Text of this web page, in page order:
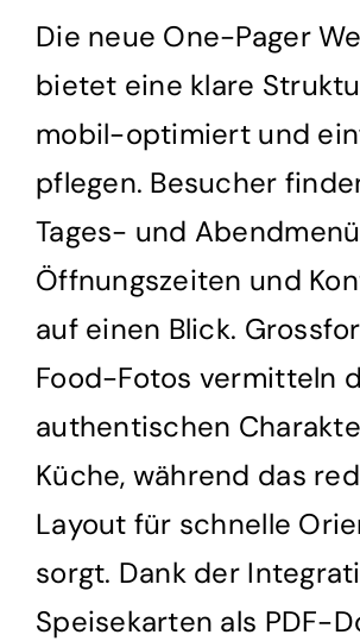
Die neue One-Pager
bietet eine klare
mobil-optimiert und
pflegen. Besucher
Tages- und
Öffnungszeiten und
auf einen Blick.
Food-Fotos vermitteln
authentischen
Küche, während das
Layout für schnelle
sorgt. Dank der
Speisekarten als PDF-